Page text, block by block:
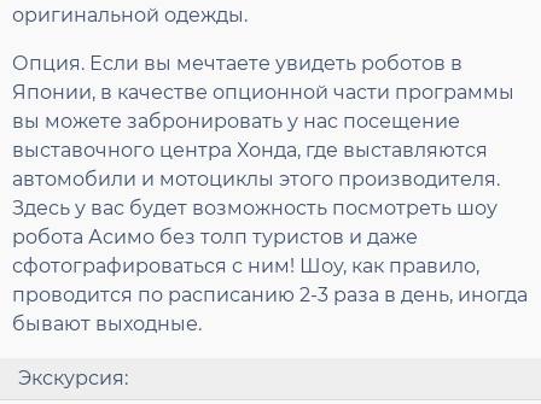
оригинальной одежды.
Опция. Если вы мечтаете увидеть роботов в
Японии, в качестве опционной части программы
вы можете забронировать у нас посещение
выставочного центра Хонда, где выставляются
автомобили и мотоциклы этого производителя.
Здесь у вас будет возможность посмотреть шоу
робота Асимо без толп туристов и даже
сфотографироваться с ним! Шоу, как правило,
проводится по расписанию 2-3 раза в день, иногда
бывают выходные.
Экскурсия: